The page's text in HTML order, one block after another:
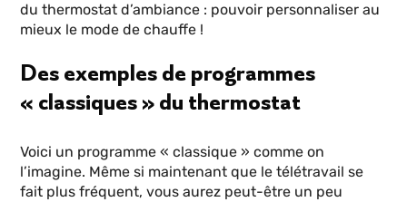
du thermostat d’ambiance : pouvoir personnaliser au
mieux le mode de chauffe !
Des exemples de programmes
« classiques » du thermostat
Voici un programme « classique » comme on
l’imagine. Même si maintenant que le télétravail se
fait plus fréquent, vous aurez peut-être un peu